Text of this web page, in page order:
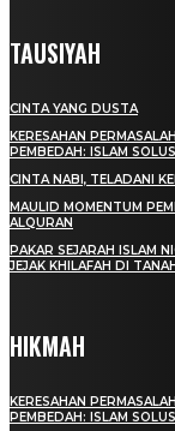
TAUSIYAH
CINTA YANG DUSTA
KERESAHAN
PEMBEDAH: ISLAM
CINTA NABI, TELADANI
MAULID MOMENTUM
ALQURAN
PAKAR SEJARAH ISLAM
JEJAK KHILAFAH DI
HIKMAH
KERESAHAN
PEMBEDAH: ISLAM